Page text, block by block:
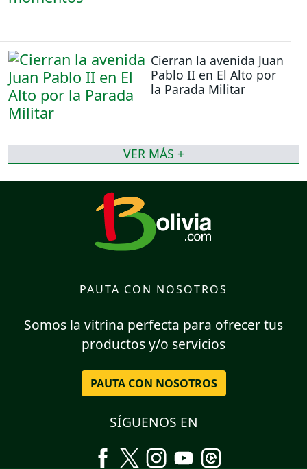
Cierran la avenida Juan
Pablo II en El Alto por
la Parada Militar
VER MÁS +
PAUTA CON NOSOTROS
Somos la vitrina perfecta para ofrecer tus
productos y/o servicios
PAUTA CON NOSOTROS
SÍGUENOS EN